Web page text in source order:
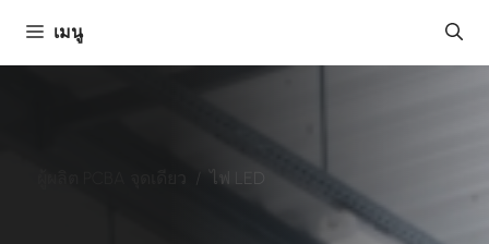
ยัง
เมนู
ไฟ LED